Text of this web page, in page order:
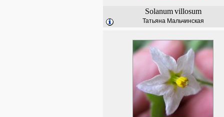
Solanum villosum
Татьяна Мальчинская